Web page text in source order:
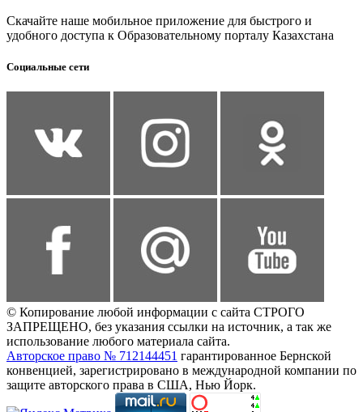
Скачайте наше мобильное приложение для быстрого и
удобного доступа к Образовательному порталу Казахстана
Социальные сети
© Копирование любой информации с сайта СТРОГО
ЗАПРЕЩЕНО, без указания ссылки на источник, а так же
использование любого материала сайта.
Авторское право № 712144451 гарантированное Бернской
конвенцией, зарегистрировано в международной компании по
защите авторского права в США, Нью Йорк.